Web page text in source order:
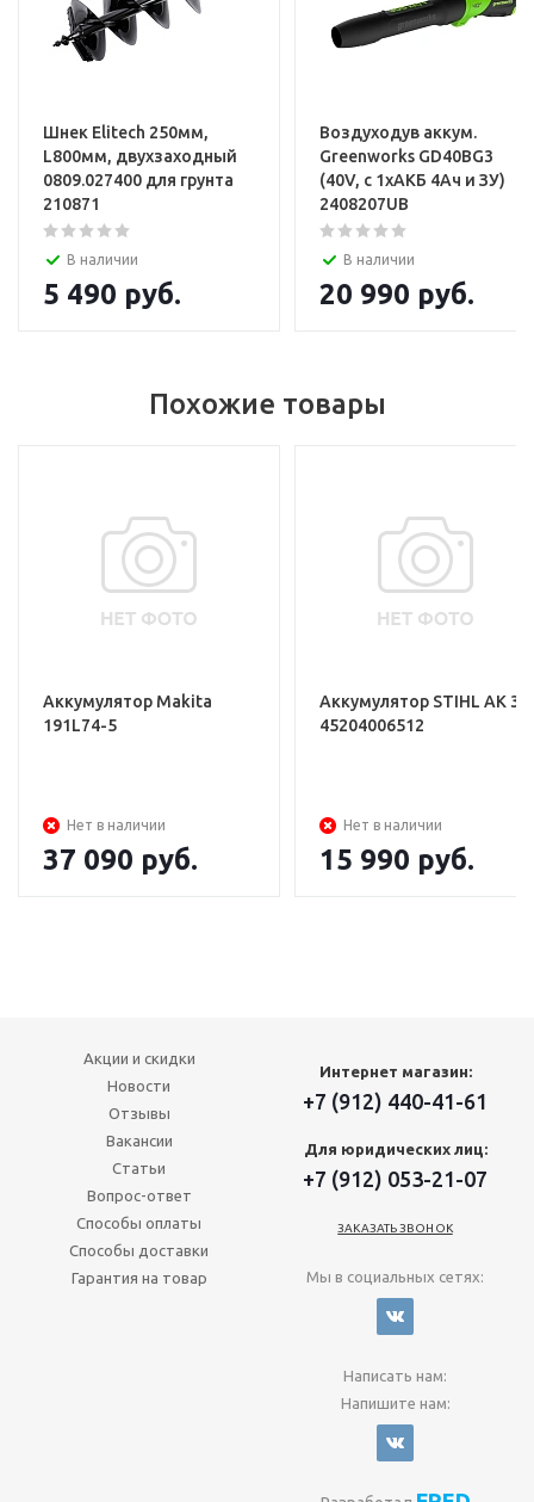
Шнек Elitech 250мм,
L800мм, двухзаходный
0809.027400 для грунта
210871
В наличии
5 490 руб.
Воздуходув аккум.
Greenworks GD40BG3
(40V, с 1хАКБ 4Ач и ЗУ)
2408207UB
В наличии
20 990 руб.
Похожие товары
Аккумулятор Makita
191L74-5
Нет в наличии
37 090 руб.
Аккумулятор STIHL АK 30
45204006512
Нет в наличии
15 990 руб.
Акции и скидки
Новости
Отзывы
Вакансии
Статьи
Вопрос-ответ
Способы оплаты
Способы доставки
Гарантия на товар
Интернет магазин:
+7 (912) 440-41-61
Для юридических лиц:
+7 (912) 053-21-07
ЗАКАЗАТЬ ЗВОНОК
Мы в социальных сетях:
Написать нам:
Напишите нам: